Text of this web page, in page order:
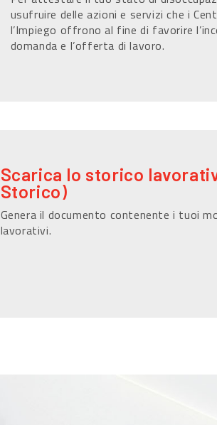
usufruire delle azioni e servizi che i
l’Impiego offrono al fine di favorire
domanda e l’offerta di lavoro.
Scarica lo storico
Storico)
Genera il documento contenente i tuoi
lavorativi.